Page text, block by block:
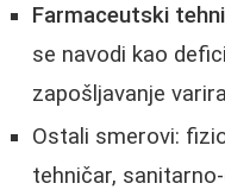
Farmaceutski
se navodi kao
zapošljavanje
Ostali smerovi:
tehničar,